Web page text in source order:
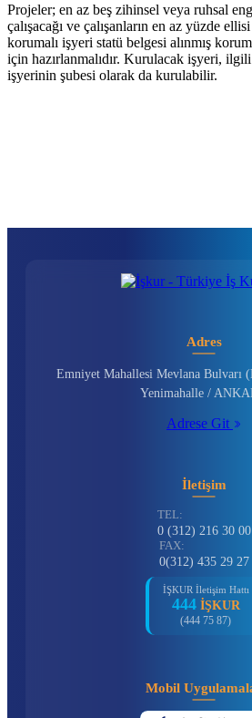
Projeler; en az beş zihinsel veya ruhsal
çalışacağı ve çalışanların en az yüzde
korumalı işyeri statü belgesi alınmış
için hazırlanmalıdır. Kurulacak işyeri,
işyerinin şubesi olarak da kurulabilir.
Adres
Emniyet Mahallesi Mevlana Bulvarı
Yenimahalle /
Adrese Git
İletişim
TEL:
0 (312) 216 30 00
FAX:
0(312) 435 29 27
İŞKUR İletişim Hattı
444 İŞKUR
(444 75 87)
Mobil